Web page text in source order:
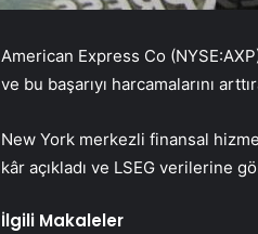
American Express Co
ve bu başarıyı harcamalarını
New York merkezli finansal
kâr açıkladı ve LSEG verilerine
İlgili Makaleler